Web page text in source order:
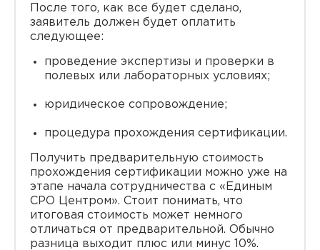
После того, как все будет сделано,
заявитель должен будет оплатить
следующее:
проведение экспертизы и проверки в
полевых или лабораторных условиях;
юридическое сопровождение;
процедура прохождения сертификации.
Получить предварительную стоимость
прохождения сертификации можно уже на
этапе начала сотрудничества с «Единым
СРО Центром». Стоит понимать, что
итоговая стоимость может немного
отличаться от предварительной. Обычно
разница выходит плюс или минус 10%.